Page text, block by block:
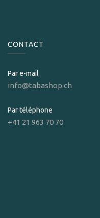
CONTACT
Par e-mail
info@tabashop.ch
Par téléphone
+41 21 963 70 70